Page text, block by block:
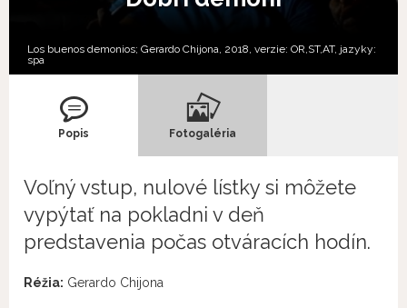
Los buenos demonios; Gerardo Chijona, 2018, verzie: OR, ST,AT, jazyky:
spa
Popis Fotogaléria
Voľný vstup, nulové lístky si môžete
vypýtať na pokladni v deň
predstavenia počas otváracích hodín.
Réžia: Gerardo Chijona